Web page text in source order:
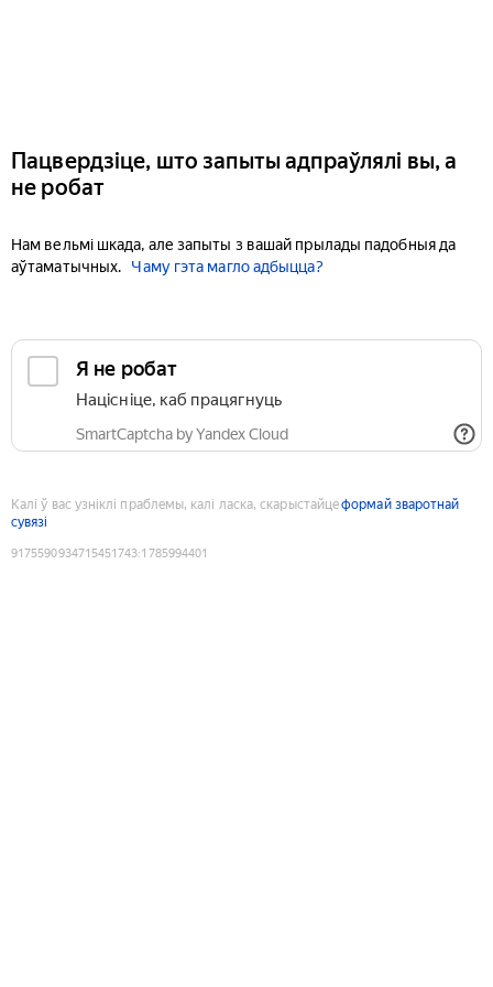
Пацвердзіце, што запыты адпраўлялі вы, а
не робат
Нам вельмі шкада, але запыты з вашай прылады падобныя да
аўтаматычных.
Чаму гэта магло адбыцца?
Я не робат
Націсніце, каб працягнуць
SmartCaptcha by Yandex Cloud
Калі ў вас узніклі праблемы, калі ласка, скарыстайцеформай зваротнай
сувязі
9175590934715451743:1785994401